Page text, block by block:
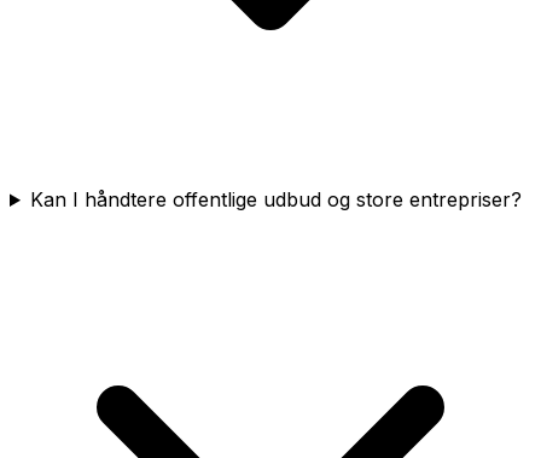
Kan I håndtere offentlige udbud og store entrepriser?